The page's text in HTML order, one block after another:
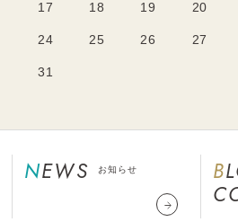
17 18 19 20
24 25 26 27
31
NEWS お知らせ